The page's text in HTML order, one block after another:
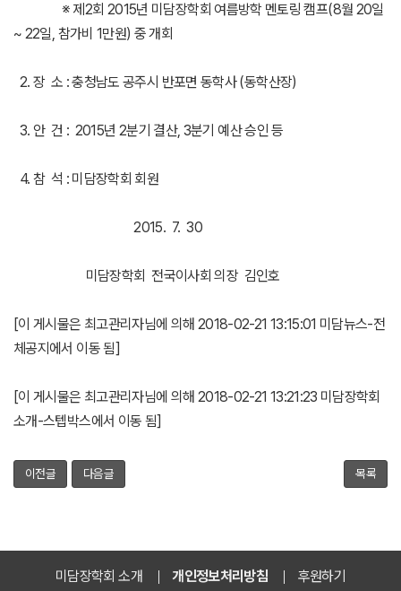
※ 제2회 2015년 미담장학회 여름방학 멘토링 캠프(8월 20일
~ 22일, 참가비 1만원) 중 개회
2. 장 소 : 충청남도 공주시 반포면 동학사 (동학산장)
3. 안 건 : 2015년 2분기 결산, 3분기 예산 승인 등
4. 참 석 : 미담장학회 회원
2015. 7. 30
미담장학회 전국이사회 의장 김인호
[이 게시물은 최고관리자님에 의해 2018-02-21 13:15:01 미담뉴스-전
체공지에서 이동 됨]
[이 게시물은 최고관리자님에 의해 2018-02-21 13:21:23 미담장학회
소개-스텝박스에서 이동 됨]
이전글 다음글 목록
미담장학회 소개 개인정보처리방침 후원하기